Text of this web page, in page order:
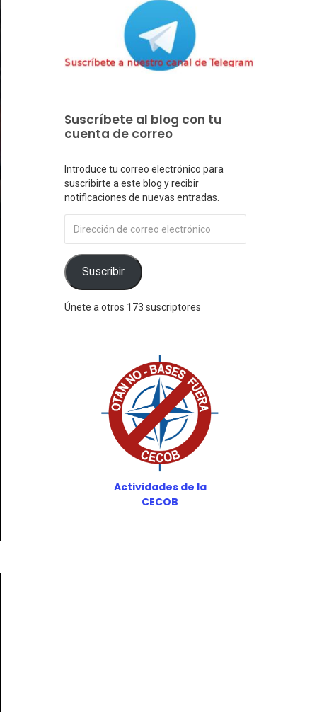
Suscríbete al blog con tu
cuenta de correo
Introduce tu correo electrónico para
suscribirte a este blog y recibir
notificaciones de nuevas entradas.
de
correo
electrónico
Suscribir
Únete a otros 173 suscriptores
Actividades de la
CECOB